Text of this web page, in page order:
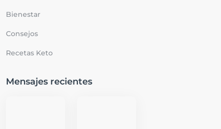
Bienestar
Consejos
Recetas Keto
Mensajes recientes